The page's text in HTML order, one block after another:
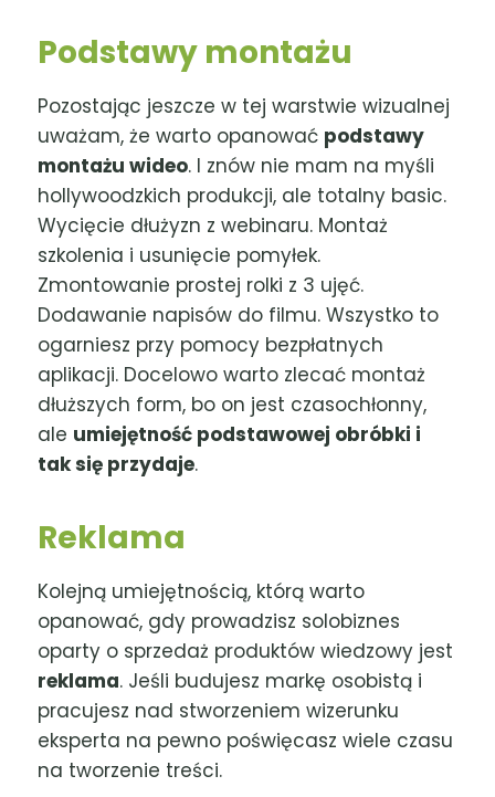
Podstawy montażu
Pozostając jeszcze w tej warstwie wizualnej
uważam, że warto opanować podstawy
montażu wideo. I znów nie mam na myśli
hollywoodzkich produkcji, ale totalny basic.
Wycięcie dłużyzn z webinaru. Montaż
szkolenia i usunięcie pomyłek.
Zmontowanie prostej rolki z 3 ujęć.
Dodawanie napisów do filmu. Wszystko to
ogarniesz przy pomocy bezpłatnych
aplikacji. Docelowo warto zlecać montaż
dłuższych form, bo on jest czasochłonny,
ale umiejętność podstawowej obróbki i
tak się przydaje.
Reklama
Kolejną umiejętnością, którą warto
opanować, gdy prowadzisz solobiznes
oparty o sprzedaż produktów wiedzowy jest
reklama. Jeśli budujesz markę osobistą i
pracujesz nad stworzeniem wizerunku
eksperta na pewno poświęcasz wiele czasu
na tworzenie treści.